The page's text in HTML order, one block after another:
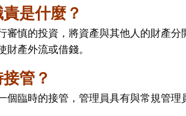
是什麼？
審慎的投資，將資產與其他人的財產
財產外流或借錢。
管？
個臨時的接管，管理員具有與常規管